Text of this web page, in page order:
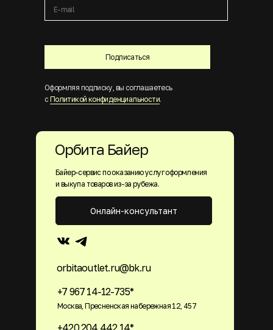
Подписаться
Оформляя подписку, вы соглашаетесь
с Политикой конфиденциальности.
Байер-сервис по оказанию услуг оформления
и выкупа товаров из-за рубежа.
+7 967 14-12-735*
Москва, Пресненская набережная 12, 457
orbitaoutlet.ru@bk.ru
Онлайн-консультант
Орбита Байер